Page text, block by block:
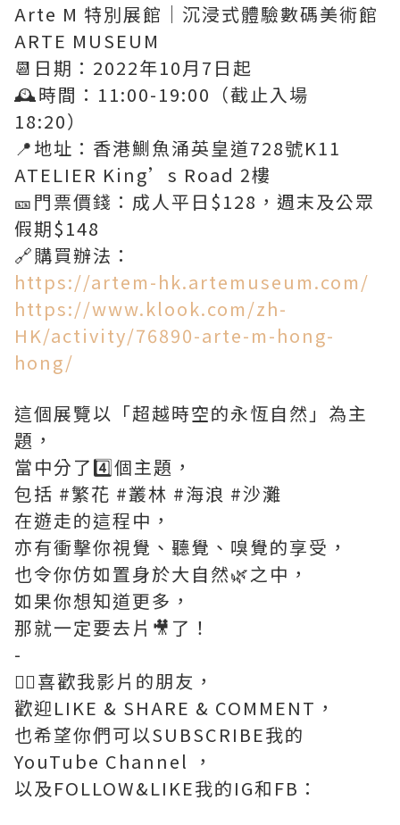
Arte M 特別展館｜沉浸式體驗數碼美術館
ARTE MUSEUM
📆日期：2022年10月7日起
🕰時間：11:00-19:00（截止入場
18:20）
📍地址：香港鰂魚涌英皇道728號K11
ATELIER King’s Road 2樓
🎫門票價錢：成人平日$128，週末及公眾
假期$148
🔗購買辦法：
https://artem-hk.artemuseum.com/
https://www.klook.com/zh-
HK/activity/76890-arte-m-hong-
hong/
這個展覽以「超越時空的永恆自然」為主
題，
當中分了4️⃣個主題，
包括 #繁花 #叢林 #海浪 #沙灘
在遊走的這程中，
亦有衝擊你視覺、聽覺、嗅覺的享受，
也令你仿如置身於大自然🌿之中，
如果你想知道更多，
那就一定要去片🎥了！
-
💁‍♀‍喜歡我影片的朋友，
歡迎LIKE & SHARE & COMMENT，
也希望你們可以SUBSCRIBE我的
YouTube Channel ，
以及FOLLOW&LIKE我的IG和FB：